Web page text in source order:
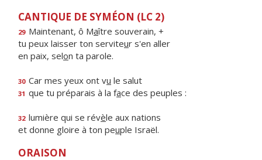
CANTIQUE DE SYMÉON (LC 2)
29 Maintenant, ô Maître souverain, +
tu peux laisser ton serviteur s'en aller
en paix, selon ta parole.
30 Car mes yeux ont vu le salut
31 que tu préparais à la face des peuples :
32 lumière qui se révèle aux nations
et donne gloire à ton peuple Israël.
ORAISON